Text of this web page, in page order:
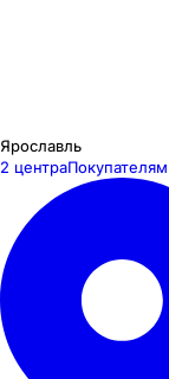
Ярославль
2 центраПокупателям